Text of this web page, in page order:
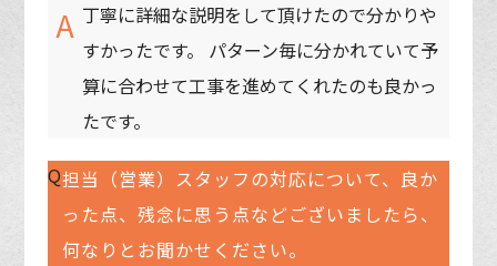
A 丁寧に詳細な説明をして頂けたので分かりや
すかったです。 パターン毎に分かれていて予
算に合わせて工事を進めてくれたのも良かっ
たです。
Q担当（営業）スタッフの対応について、良か
った点、残念に思う点などございましたら、
何なりとお聞かせください。